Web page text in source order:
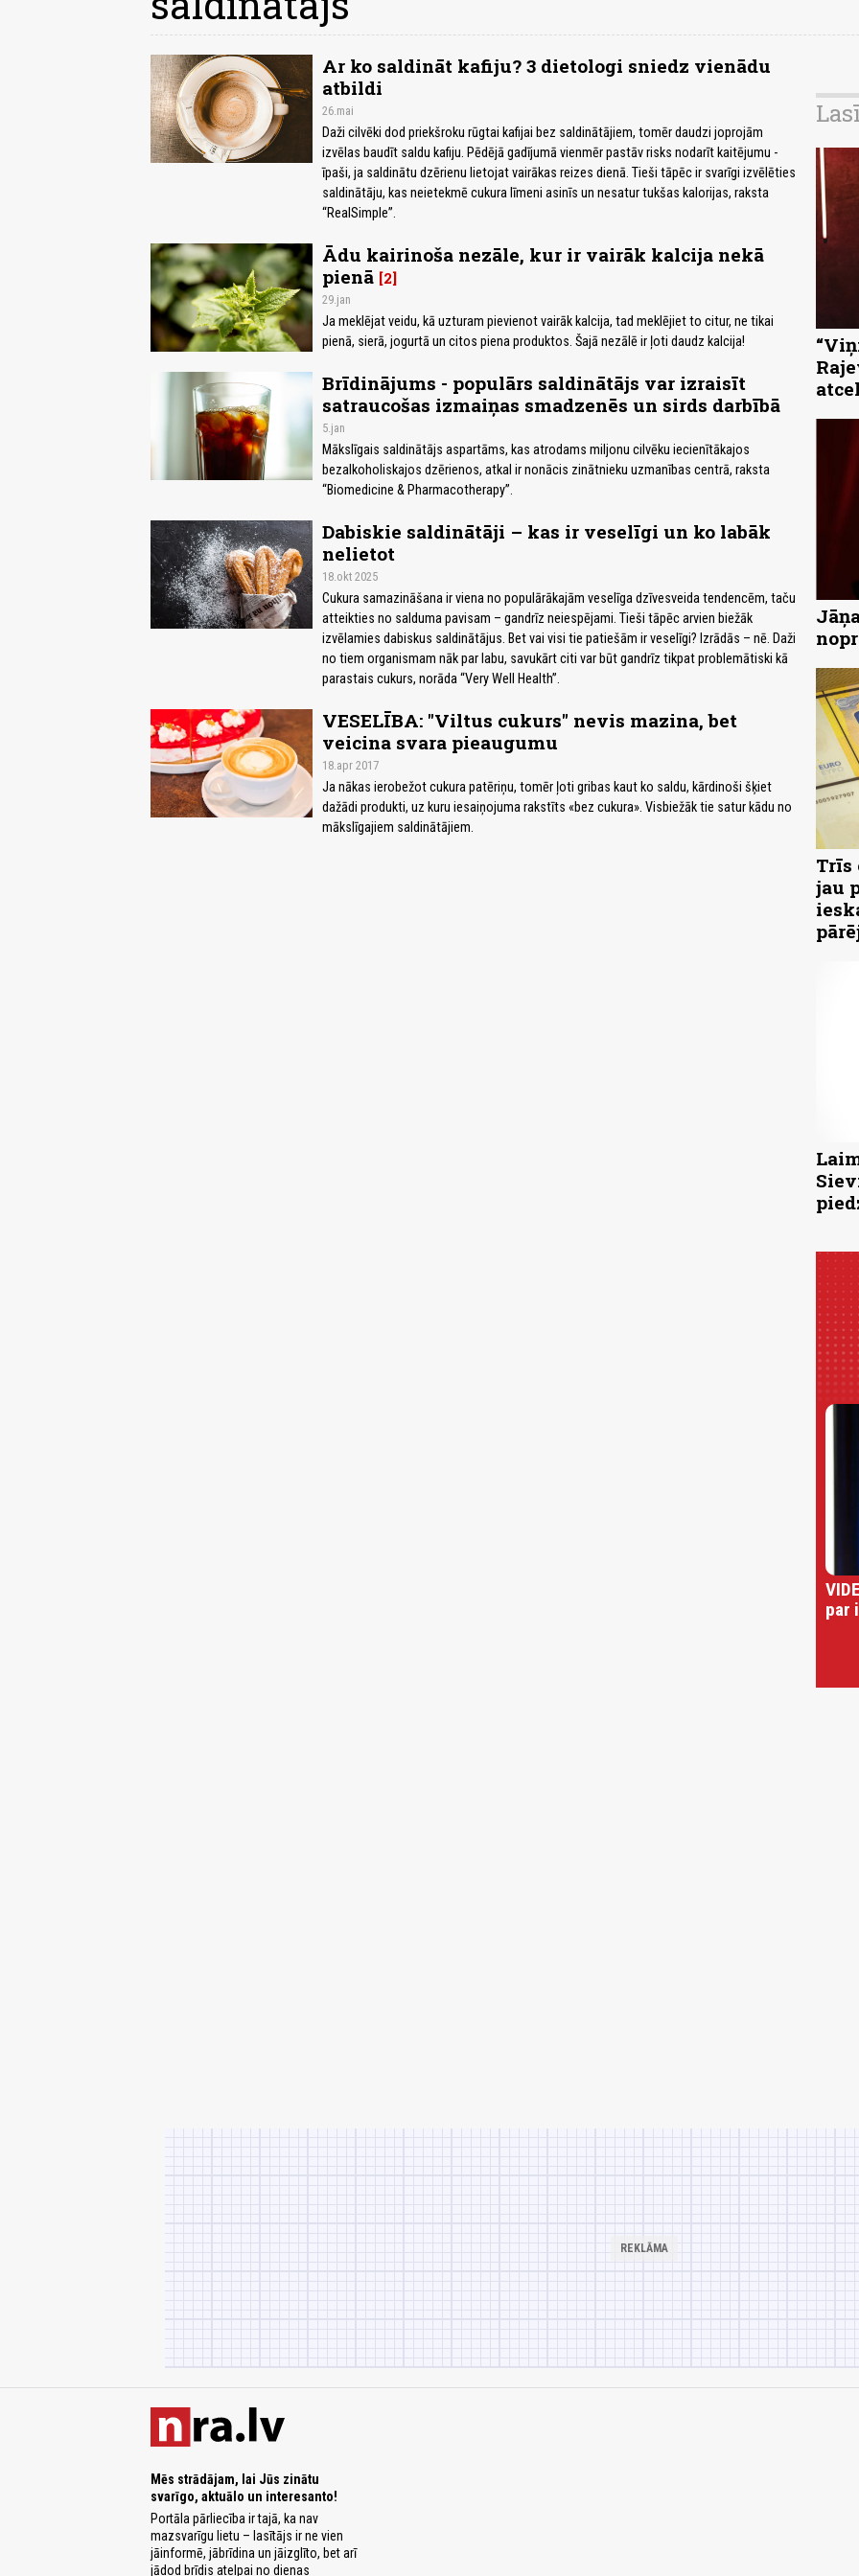
Ar ko saldināt kafiju? 3 dietologi sniedz vienādu
atbildi
26.mai
Daži cilvēki dod priekšroku rūgtai kafijai bez saldinātājiem, tomēr daudzi joprojām
izvēlas baudīt saldu kafiju. Pēdējā gadījumā vienmēr pastāv risks nodarīt kaitējumu -
īpaši, ja saldinātu dzērienu lietojat vairākas reizes dienā. Tieši tāpēc ir svarīgi izvēlēties
saldinātāju, kas neietekmē cukura līmeni asinīs un nesatur tukšas kalorijas, raksta
“RealSimple”.
Ādu kairinoša nezāle, kur ir vairāk kalcija nekā
pienā 2
29.jan
Ja meklējat veidu, kā uzturam pievienot vairāk kalcija, tad meklējiet to citur, ne tikai
pienā, sierā, jogurtā un citos piena produktos. Šajā nezālē ir ļoti daudz kalcija!
Brīdinājums - populārs saldinātājs var izraisīt
satraucošas izmaiņas smadzenēs un sirds darbībā
5.jan
Mākslīgais saldinātājs aspartāms, kas atrodams miljonu cilvēku iecienītākajos
bezalkoholiskajos dzērienos, atkal ir nonācis zinātnieku uzmanības centrā, raksta
“Biomedicine & Pharmacotherapy”.
Dabiskie saldinātāji – kas ir veselīgi un ko labāk
nelietot
18.okt 2025
Cukura samazināšana ir viena no populārākajām veselīga dzīvesveida tendencēm, taču
atteikties no salduma pavisam – gandrīz neiespējami. Tieši tāpēc arvien biežāk
izvēlamies dabiskus saldinātājus. Bet vai visi tie patiešām ir veselīgi? Izrādās – nē. Daži
no tiem organismam nāk par labu, savukārt citi var būt gandrīz tikpat problemātiski kā
parastais cukurs, norāda “Very Well Health”.
VESELĪBA: "Viltus cukurs" nevis mazina, bet
veicina svara pieaugumu
18.apr 2017
Ja nākas ierobežot cukura patēriņu, tomēr ļoti gribas kaut ko saldu, kārdinoši šķiet
dažādi produkti, uz kuru iesaiņojuma rakstīts «bez cukura». Visbiežāk tie satur kādu no
mākslīgajiem saldinātājiem.
Trīs
jau
par
Mēs strādājam, lai Jūs zinātu
svarīgo, aktuālo un interesanto!
Portāla pārliecība ir tajā, ka nav
mazsvarīgu lietu – lasītājs ir ne vien
jāinformē, jābrīdina un jāizglīto, bet arī
jādod brīdis atelpai no dienas